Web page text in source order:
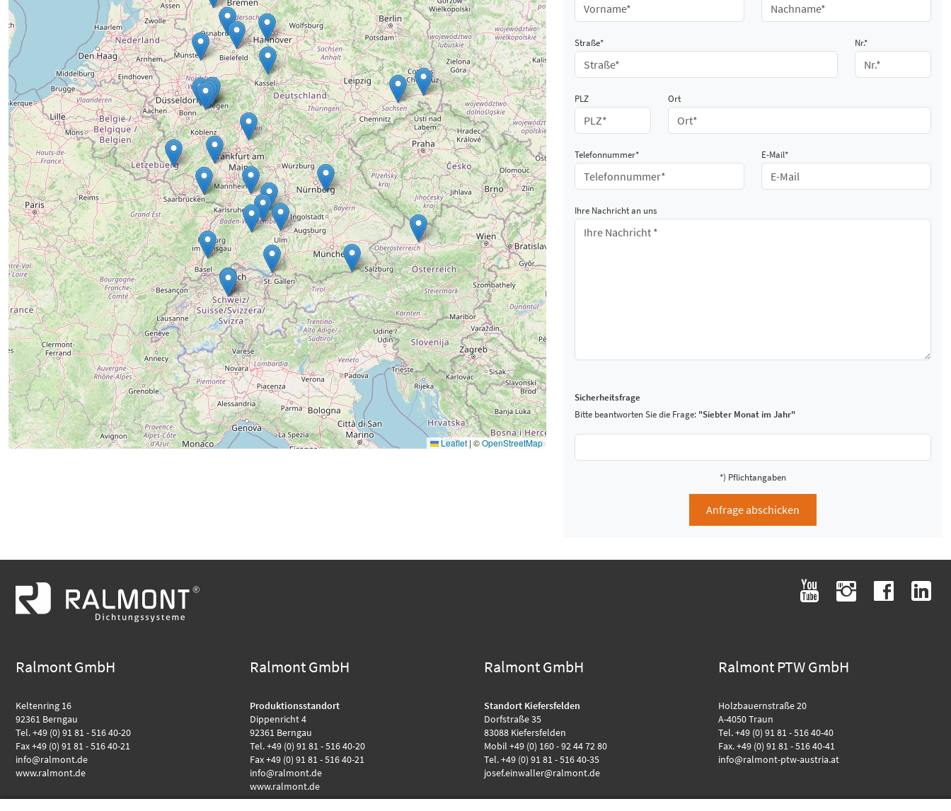
Leaflet | ©OpenStreetMap
Straße* Nr.*
PLZ Ort
Telefonnummer* E-Mail*
Ihre Nachricht an uns
Sicherheitsfrage
Bitte beantworten Sie die Frage: "Siebter Monat im Jahr"
*) Pflichtangaben
Anfrage abschicken
youtube instagram facebook linkedin
Ralmont GmbH
Keltenring 16
92361 Berngau
Tel. +49 (0) 91 81 - 516 40-20
Fax +49 (0) 91 81 - 516 40-21
info@ralmont.de
www.ralmont.de
Ralmont GmbH
Produktionsstandort
Dippenricht 4
92361 Berngau
Tel. +49 (0) 91 81 - 516 40-20
Fax +49 (0) 91 81 - 516 40-21
info@ralmont.de
www.ralmont.de
Ralmont GmbH
Standort Kiefersfelden
Dorfstraße 35
83088 Kiefersfelden
Mobil +49 (0) 160 - 92 44 72 80
Tel. +49 (0) 91 81 - 516 40-35
josef.einwaller@ralmont.de
Ralmont PTW GmbH
Holzbauernstraße 20
A-4050 Traun
Tel. +49 (0) 91 81 - 516 40-40
Fax. +49 (0) 91 81 - 516 40-41
info@ralmont-ptw-austria.at